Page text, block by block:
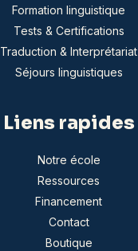
Formation linguistique
Tests & Certifications
Traduction & Interprétariat
Séjours linguistiques
Liens rapides
Notre école
Ressources
Financement
Contact
Boutique